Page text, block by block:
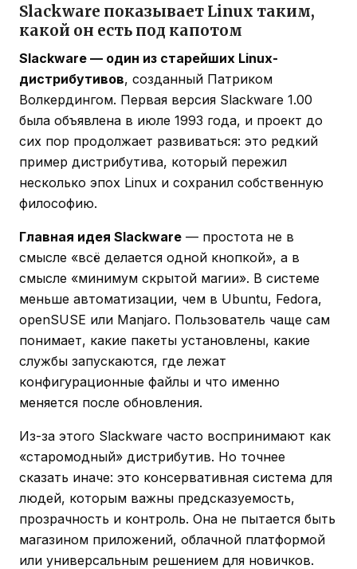
Slackware показывает Linux таким,
какой он есть под капотом
Slackware — один из старейших Linux-
дистрибутивов, созданный Патриком
Волкердингом. Первая версия Slackware 1.00
была объявлена в июле 1993 года, и проект до
сих пор продолжает развиваться: это редкий
пример дистрибутива, который пережил
несколько эпох Linux и сохранил собственную
философию.
Главная идея Slackware — простота не в
смысле «всё делается одной кнопкой», а в
смысле «минимум скрытой магии». В системе
меньше автоматизации, чем в Ubuntu, Fedora,
openSUSE или Manjaro. Пользователь чаще сам
понимает, какие пакеты установлены, какие
службы запускаются, где лежат
конфигурационные файлы и что именно
меняется после обновления.
Из-за этого Slackware часто воспринимают как
«старомодный» дистрибутив. Но точнее
сказать иначе: это консервативная система для
людей, которым важны предсказуемость,
прозрачность и контроль. Она не пытается быть
магазином приложений, облачной платформой
или универсальным решением для новичков.